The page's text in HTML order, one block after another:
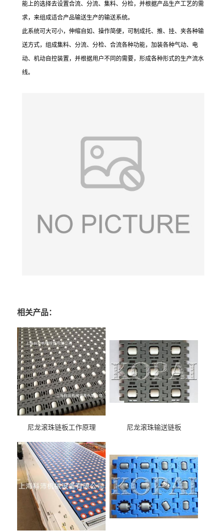
能上的选择去设置合流、分流、集料、分检，并根据产品生产工艺的需
求，来组成适合产品输送生产的输送系统。
此系统可大可小，伸缩自如、操作简便，可制成托、推、挂、夹各种输
送方式，组成集料、分流、分检、合流各种功能，加装各种气动、电
动、机动自控装置，并根据用户不同的需要，形成各种形式的生产流水
线。
相关产品：
尼龙滚珠链板工作原理 尼龙滚珠输送链板